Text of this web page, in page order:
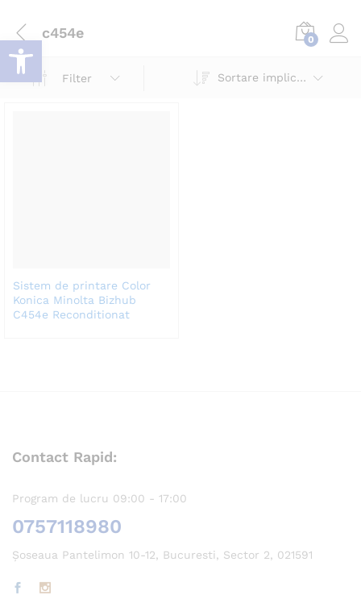
c454e 0
Filter Sortare implicită
Sistem de printare Color
Konica Minolta Bizhub
C454e Reconditionat
Contact Rapid:
Program de lucru 09:00 - 17:00
0757118980
Șoseaua Pantelimon 10-12, Bucuresti, Sector 2, 021591
Deschide bara de unelte